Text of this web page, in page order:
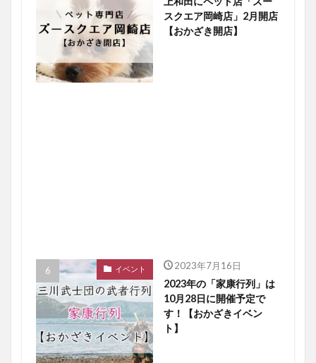
スクエア岡崎店」2月開店
【おかざき開店】
イベント 2023年7月16日
2023年の「家康行列」は
10月28日に開催予定で
す！【おかざきイベン
ト】